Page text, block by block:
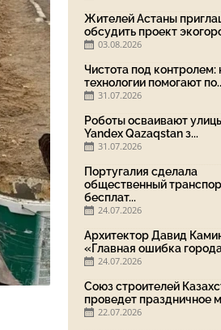
Жителей Астаны
обсудить проект
03.08.2026
Чистота под контролем:
технологии помогают
31.07.2026
Роботы осваивают
Yandex Qazaqstan з...
31.07.2026
Португалия сделала
общественный
бесплат...
24.07.2026
Архитектор Давид
«Главная ошибка
24.07.2026
Союз строителей
проведет праздничное
22.07.2026